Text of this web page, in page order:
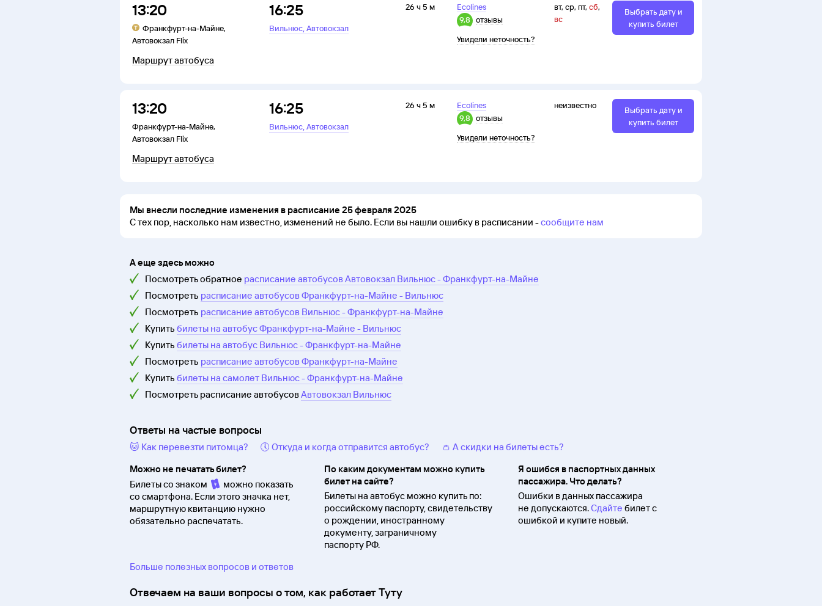
13:20
Франкфурт-на-Майне,
Автовокзал Flix
16:25
Вильнюс,Автовокзал
26 ч 5 м
Ecolines
9,8
отзывы
Увидели неточность?
вт, ср, пт, сб,
вс
Маршрут автобуса
Выбрать дату и
купить билет
13:20
Франкфурт-на-Майне,
Автовокзал Flix
16:25
Вильнюс,Автовокзал
26 ч 5 м
Ecolines
9,8
отзывы
Увидели неточность?
неизвестно
Маршрут автобуса
Выбрать дату и
купить билет
Мы внесли последние изменения в расписание 25 февраля 2025
С тех пор, насколько нам известно, изменений не было. Если вы нашли ошибку в расписании -сообщите нам
А еще здесь можно
Посмотреть обратное расписание автобусов Автовокзал Вильнюс - Франкфурт-на-Майне
Посмотреть расписание автобусов Франкфурт-на-Майне - Вильнюс
Посмотреть расписание автобусов Вильнюс - Франкфурт-на-Майне
Купить билеты на автобус Франкфурт-на-Майне - Вильнюс
Купить билеты на автобус Вильнюс - Франкфурт-на-Майне
Посмотреть расписание автобусов Франкфурт-на-Майне
Купить билеты на самолет Вильнюс - Франкфурт-на-Майне
Посмотреть расписание автобусовАвтовокзал Вильнюс
Ответы на частые вопросы
🐱 Как перевезти питомца? 🕔 Откуда и когда отправится автобус?
👛 А скидки на билеты есть?
Можно не печатать билет?
Билеты со знаком
можно показать
со смартфона. Если этого значка нет,
маршрутную квитанцию нужно
обязательно распечатать.
По каким документам можно купить
билет на сайте?
Билеты на автобус можно купить по:
российскому паспорту, свидетельству
о рождении, иностранному
документу, заграничному
паспорту РФ.
Я ошибся в паспортных данных
пассажира. Что делать?
Ошибки в данных пассажира
не допускаются.Сдайте билет с
ошибкой и купите новый.
Больше полезных вопросов и ответов
Отвечаем на ваши вопросы о том, как работает Туту